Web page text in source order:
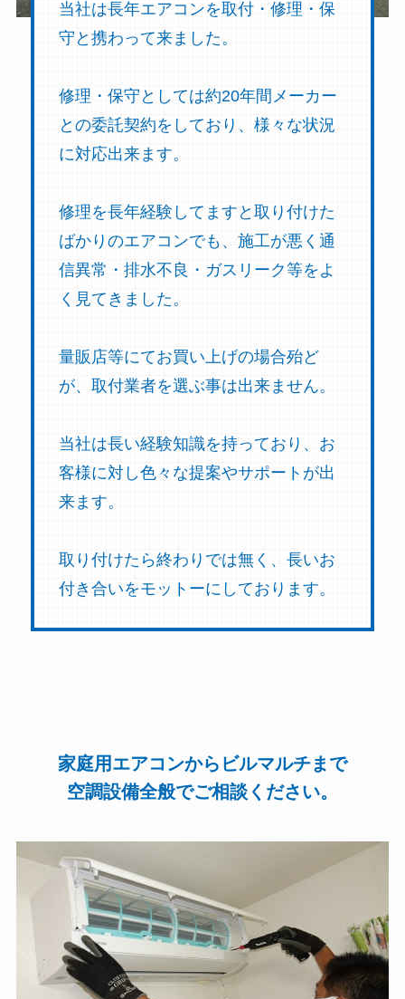
当社は長年エアコンを取付・修理・保
守と携わって来ました。
修理・保守としては約20年間メーカー
との委託契約をしており、様々な状況
に対応出来ます。
修理を長年経験してますと取り付けた
ばかりのエアコンでも、施工が悪く通
信異常・排水不良・ガスリーク等をよ
く見てきました。
量販店等にてお買い上げの場合殆ど
が、取付業者を選ぶ事は出来ません。
当社は長い経験知識を持っており、お
客様に対し色々な提案やサポートが出
来ます。
取り付けたら終わりでは無く、長いお
付き合いをモットーにしております。
家庭用エアコンからビルマルチまで
空調設備全般でご相談ください。